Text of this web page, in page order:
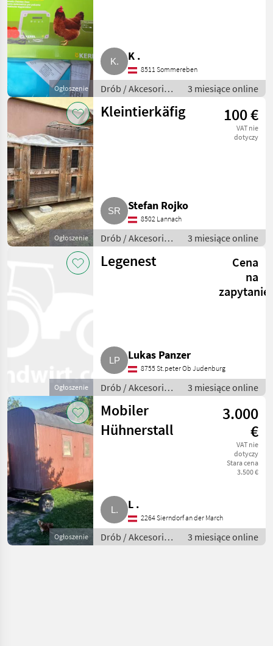
Ogłoszenie
K .
8511 Sommereben
Drób / Akcesoria
do hodowli
drobiu
3 miesiące online
Ogłoszenie
Kleintierkäfig 100 €
VAT nie
dotyczy
Stefan Rojko
8502 Lannach
Drób / Akcesoria
do hodowli
drobiu
3 miesiące online
Ogłoszenie
Legenest
Cena
na
zapytanie
Lukas Panzer
8755 St.peter Ob Judenburg
Drób / Akcesoria
do hodowli
drobiu
3 miesiące online
Ogłoszenie
Mobiler
Hühnerstall
3.000
€
VAT nie
dotyczy
Stara cena
3.500 €
L .
2264 Sierndorf an der March
Drób / Akcesoria
do hodowli
3 miesiące online